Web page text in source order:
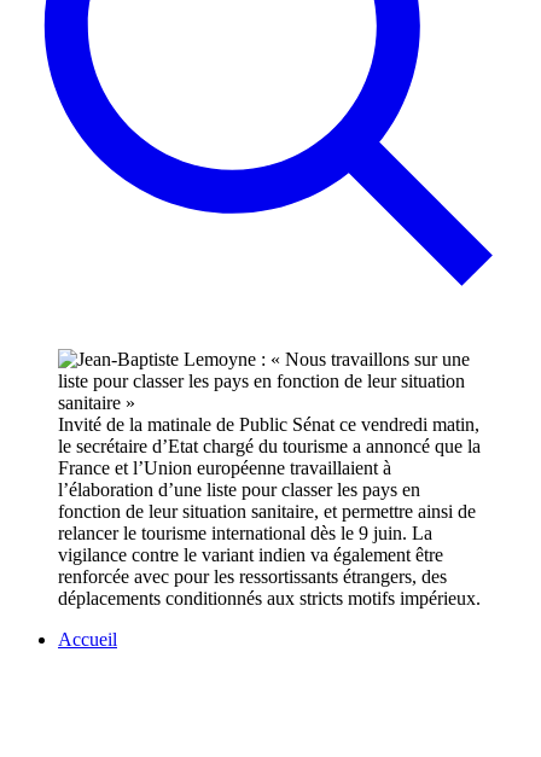
Invité de la matinale de Public Sénat ce vendredi matin,
le secrétaire d’Etat chargé du tourisme a annoncé que la
France et l’Union européenne travaillaient à
l’élaboration d’une liste pour classer les pays en
fonction de leur situation sanitaire, et permettre ainsi de
relancer le tourisme international dès le 9 juin. La
vigilance contre le variant indien va également être
renforcée avec pour les ressortissants étrangers, des
déplacements conditionnés aux stricts motifs impérieux.
Accueil